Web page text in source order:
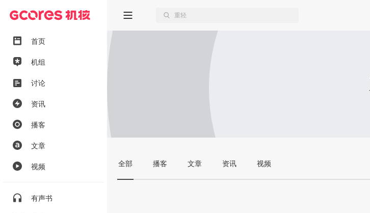
首页
机组
讨论
资讯
播客
文章
视频
有声书
全部 播客 文章 资讯 视频